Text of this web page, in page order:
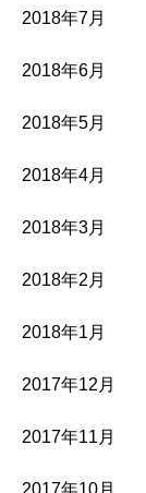
2018年7月
2018年6月
2018年5月
2018年4月
2018年3月
2018年2月
2018年1月
2017年12月
2017年11月